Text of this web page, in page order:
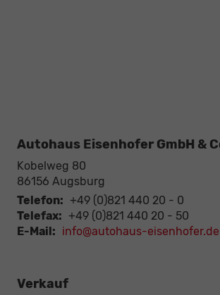
Autohaus Eisenhofer GmbH &
Kobelweg 80
86156 Augsburg
Telefon: +49 (0)821 440 20 - 0
Telefax: +49 (0)821 440 20 - 50
E-Mail: info@autohaus-eisenhofer.de
Verkauf